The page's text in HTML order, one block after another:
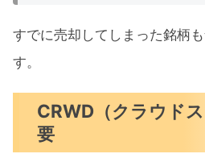
すでに売却してしまった銘柄
す。
CRWD（クラウド
要